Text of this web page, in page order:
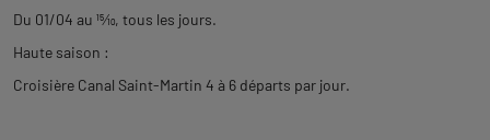
Du 01/04 au 15⁄10, tous les jours.
Haute saison :
Croisière Canal Saint-Martin 4 à 6 départs par jour.